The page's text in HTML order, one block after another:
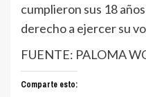
cumplieron sus 18
derecho a ejercer su
FUENTE: PALOMA
Comparte esto: